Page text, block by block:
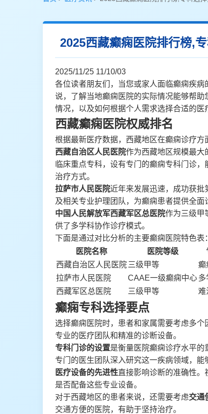
2025西藏癫痫医院排行榜,
2025/11/25 11/10/03
各位读者朋友们，当您或家人面临癫痫疾
说，了解当地癫痫医院的实际情况能够帮
情况，以及如何根据个人需求选择合适的医
西藏癫痫医院权威排名
根据最新医疗数据，西藏地区在癫痫诊疗方
西藏自治区人民医院作为西藏地区规模最大
临床重点专科，设有专门的癫痫专科门诊
治疗方式。
拉萨市人民医院近年来发展迅速，成功获
及相关专业护理团队，为癫痫患者提供全面
中国人民解放军西藏军区总医院作为三级甲
供了多学科协作诊疗模式。
下面是通过对比分析的主要癫痫医院特色表：
医院名称
医院等级
西藏自治区人民医院 三级甲等 癫
拉萨市人民医院
CAAE一级癫痫中心多
西藏军区总医院
三级甲等 难
癫痫专科选择要点
选择癫痫医院时，患者和家属需要考虑多
专业的医疗团队和精准的诊断设备。
专科门诊的设置是衡量医院癫痫诊疗水平
专门的医生团队深入研究这一疾病领域，能
医疗设备的先进性直接影响诊断的准确性
是否配备这些专业设备。
对于西藏地区的患者来说，还需要考虑交通
交通方便的医院，有助于坚持治疗。